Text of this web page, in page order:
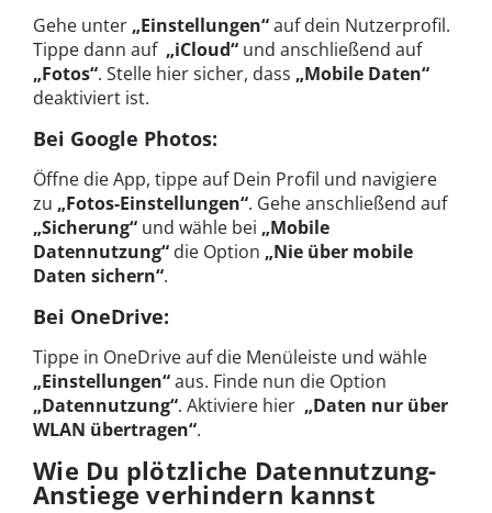
Gehe unter „Einstellungen“auf dein Nutzerprofil.
Tippe dann auf „iCloud“ und anschließend auf
„Fotos“. Stelle hier sicher, dass „Mobile Daten“
deaktiviert ist.
Bei Google Photos:
Öffne die App, tippe auf Dein Profil und navigiere
zu „Fotos-Einstellungen“. Gehe anschließend auf
„Sicherung“ und wähle bei „Mobile
Datennutzung“ die Option „Nie über mobile
Daten sichern“.
Bei OneDrive:
Tippe in OneDrive auf die Menüleiste und wähle
„Einstellungen“aus. Finde nun die Option
„Datennutzung“. Aktiviere hier „Daten nur über
WLAN übertragen“.
Wie Du plötzliche Datennutzung-
Anstiege verhindern kannst